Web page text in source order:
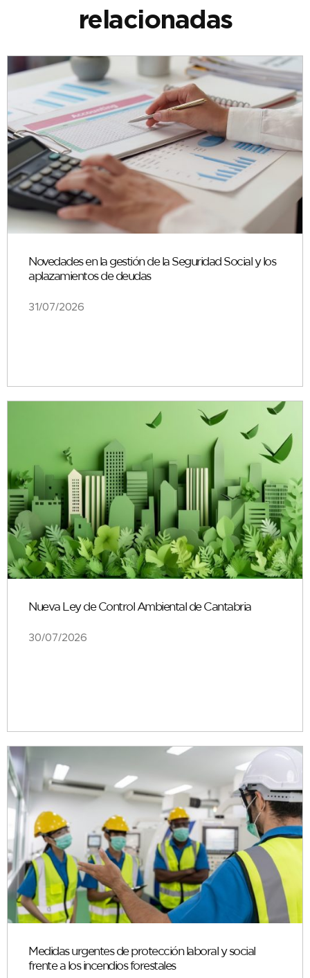
relacionadas
Novedades en la gestión de la Seguridad Social y los
aplazamientos de deudas
31/07/2026
Nueva Ley de Control Ambiental de Cantabria
30/07/2026
Medidas urgentes de protección laboral y social
frente a los incendios forestales